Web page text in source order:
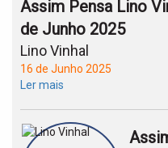
Assim Pensa Lino
de Junho 2025
Lino Vinhal
16 de Junho 2025
Ler mais